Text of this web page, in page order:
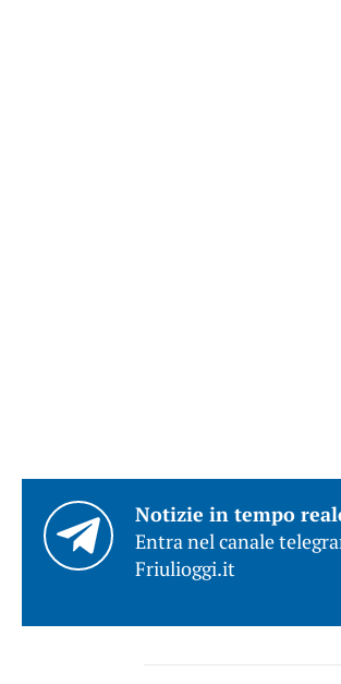
Notizie in tempo
Entra nel canale
Friulioggi.it